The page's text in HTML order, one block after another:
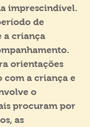
imprescindível.
de
a criança
orientações
com a criança e
o
procuram por
as